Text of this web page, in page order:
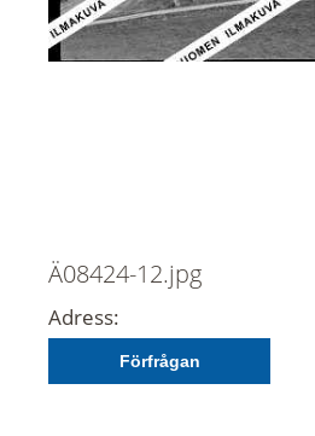
Ä08424-12.jpg
Adress:
Förfrågan